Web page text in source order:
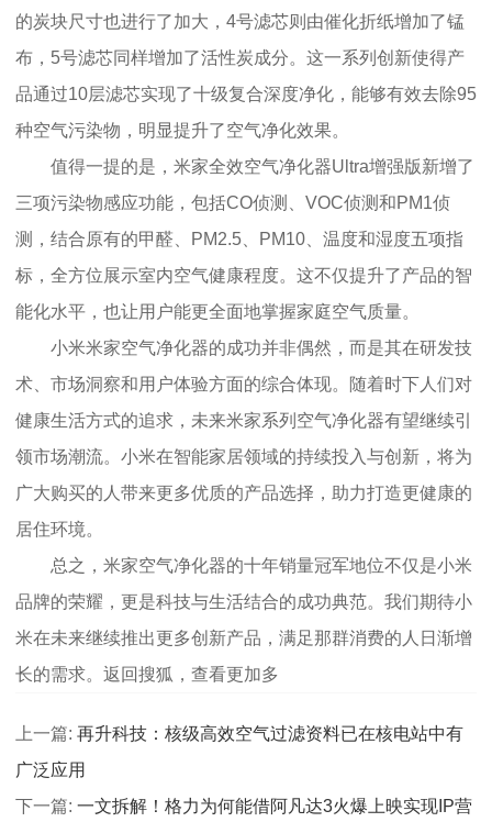
的炭块尺寸也进行了加大，4号滤芯则由催化折纸增加了锰
布，5号滤芯同样增加了活性炭成分。这一系列创新使得产
品通过10层滤芯实现了十级复合深度净化，能够有效去除95
种空气污染物，明显提升了空气净化效果。
值得一提的是，米家全效空气净化器Ultra增强版新增了
三项污染物感应功能，包括CO侦测、VOC侦测和PM1侦
测，结合原有的甲醛、PM2.5、PM10、温度和湿度五项指
标，全方位展示室内空气健康程度。这不仅提升了产品的智
能化水平，也让用户能更全面地掌握家庭空气质量。
小米米家空气净化器的成功并非偶然，而是其在研发技
术、市场洞察和用户体验方面的综合体现。随着时下人们对
健康生活方式的追求，未来米家系列空气净化器有望继续引
领市场潮流。小米在智能家居领域的持续投入与创新，将为
广大购买的人带来更多优质的产品选择，助力打造更健康的
居住环境。
总之，米家空气净化器的十年销量冠军地位不仅是小米
品牌的荣耀，更是科技与生活结合的成功典范。我们期待小
米在未来继续推出更多创新产品，满足那群消费的人日渐增
长的需求。返回搜狐，查看更加多
上一篇: 再升科技：核级高效空气过滤资料已在核电站中有
广泛应用
下一篇: 一文拆解！格力为何能借阿凡达3火爆上映实现IP营